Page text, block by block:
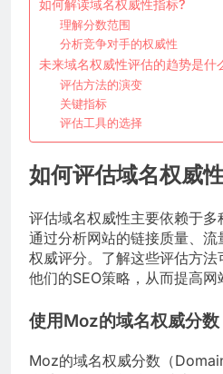
如何解读域名权威性指标?
理解分数范围
分析竞争对手的权威性
未来域名权威性评估的趋势是什
评估方法的演变
关键指标
评估工具的选择
如何评估域名权威
评估域名权威性主要依赖于
通过分析网站的链接质量、
权威评分。了解这些评估方
他们的SEO策略，从而提高网
使用Moz的域名权威分数
Moz的域名权威分数（